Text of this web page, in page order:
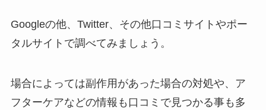
Googleの他、Twitter、その他口コミサイトやポー
タルサイトで調べてみましょう。
場合によっては副作用があった場合の対処や、ア
フターケアなどの情報も口コミで見つかる事も多